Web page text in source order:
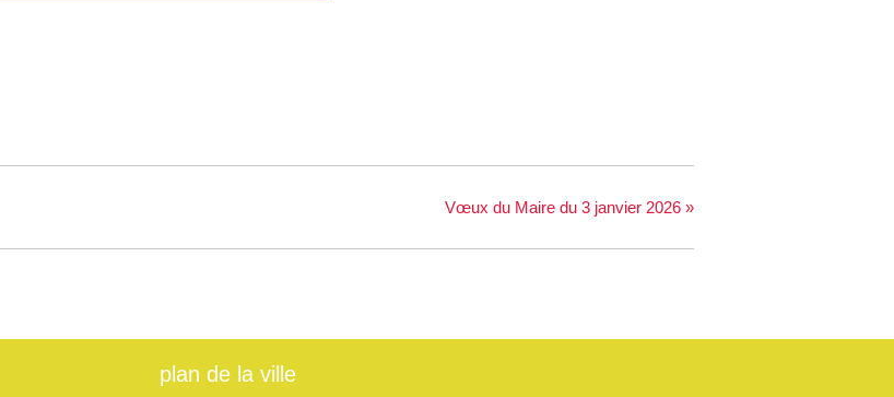
Vœux du Maire du 3 janvier 2026 »
plan de la ville